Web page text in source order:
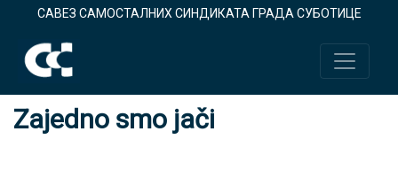
САВЕЗ САМОСТАЛНИХ СИНДИКАТА ГРАДА СУБОТИЦЕ
Zajedno smo jači